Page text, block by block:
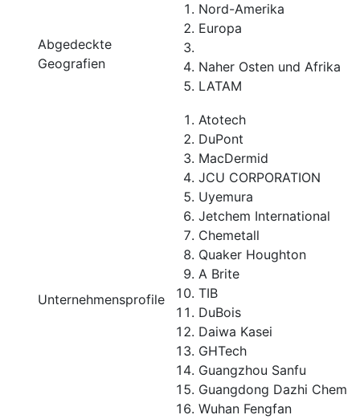
Abgedeckte
Geografien
Nord-Amerika
Europa
Naher Osten und Afrika
LATAM
Unternehmensprofile
Atotech
DuPont
MacDermid
JCU CORPORATION
Uyemura
Jetchem International
Chemetall
Quaker Houghton
A Brite
TIB
DuBois
Daiwa Kasei
GHTech
Guangzhou Sanfu
Guangdong Dazhi Chem
Wuhan Fengfan